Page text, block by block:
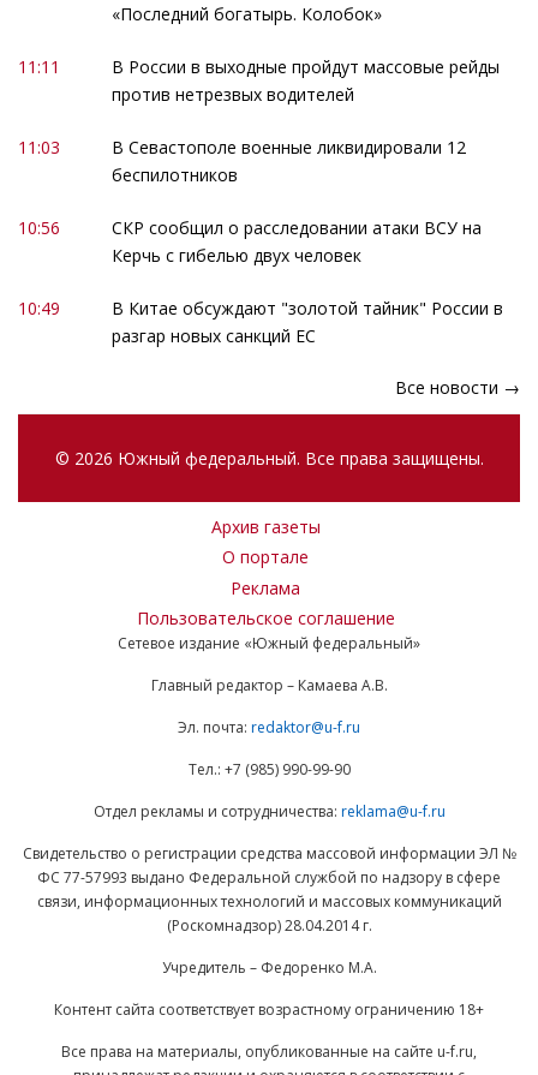
«Последний богатырь. Колобок»
11:11
В России в выходные пройдут массовые рейды
против нетрезвых водителей
11:03
В Севастополе военные ликвидировали 12
беспилотников
10:56
СКР сообщил о расследовании атаки ВСУ на
Керчь с гибелью двух человек
10:49
В Китае обсуждают "золотой тайник" России в
разгар новых санкций ЕС
Все новости →
© 2026 Южный федеральный. Все права защищены.
Архив газеты
О портале
Реклама
Пользовательское соглашение
Сетевое издание «Южный федеральный»
Главный редактор – Камаева А.В.
Эл. почта: redaktor@u-f.ru
Тел.: +7 (985) 990-99-90
Отдел рекламы и сотрудничества: reklama@u-f.ru
Свидетельство о регистрации средства массовой информации ЭЛ №
ФС 77-57993 выдано Федеральной службой по надзору в сфере
связи, информационных технологий и массовых коммуникаций
(Роскомнадзор) 28.04.2014 г.
Учредитель – Федоренко М.А.
Контент сайта соответствует возрастному ограничению 18+
Все права на материалы, опубликованные на сайте u-f.ru,